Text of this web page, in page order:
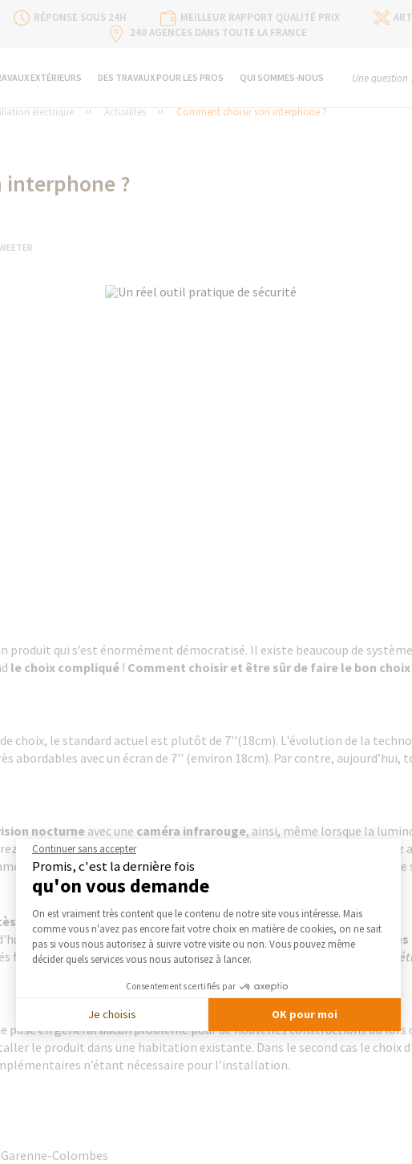
RÉPONSE SOUS 24H MEILLEUR RAPPORT QUALITÉ PRIX
240 AGENCES DANS TOUTE LA FRANCE
EXTÉRIEURS DES TRAVAUX POUR LES PROS QUI SOMMES-NOUS Une question
électrique Actualités Comment choisir son interphone ?
interphone ?
produit qui s’est énormément démocratisé. Il existe beaucoup de
le choix compliqué ! Comment choisir et être sûr de faire le bon
choix, le standard actuel est plutôt de 7''(18cm). L'évolution de la
abordables avec un écran de 7'' (environ 18cm). Par contre,
nocturneavec une caméra infrarouge, ainsi, même lorsque la
également des modèles proposant une
, vous
avec uneportée suffisantepour
disposent d'une commande pour une ou plusieursgâches électriques
font également office de contrôle d’accès(par
en général aucun problème pour de nouvelles constructions ou lors
le produit dans une habitation existante. Dans le second cas le choix
n’étant nécessaire pour l’installation.
Garenne-Colombes
Continuer sans accepter
Promis, c'est la dernière fois
qu'on vous demande
Plateforme de Gestion du Consentement :
On est vraiment très content que le contenu de notre site vous intéresse. Mais
comme vous n'avez pas encore fait votre choix en matière de cookies, on ne sait
pas si vous nous autorisez à suivre votre visite ou non. Vous pouvez même
décider quels services vous nous autorisez à lancer.
Consentements certifiés par
Je choisis OK pour moi
Axeptio consent